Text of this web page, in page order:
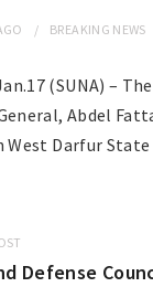
BREAKING NEWS
(SUNA) –
Abdel
West Darfur
Defense